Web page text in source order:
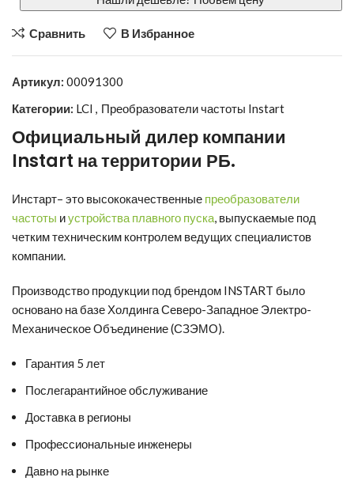
Сравнить В Избранное
Артикул: 00091300
Категории: LCI , Преобразователи частоты Instart
Официальный дилер компании
Instart на территории РБ.
Инстарт– это высококачественные преобразователи
частоты иустройства плавного пуска, выпускаемые под
четким техническим контролем ведущих специалистов
компании.
Производство продукции под брендом INSTART было
основано на базе Холдинга Северо-Западное Электро-
Механическое Объединение (СЗЭМО).
Гарантия 5 лет
Послегарантийное обслуживание
Доставка в регионы
Профессиональные инженеры
Давно на рынке